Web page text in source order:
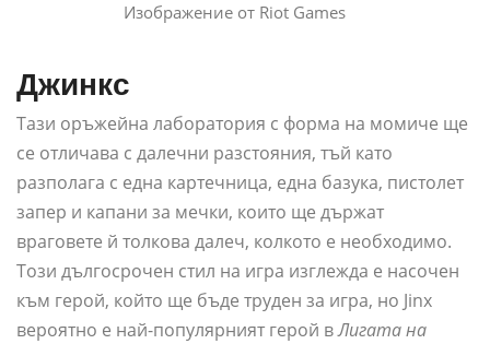
Изображение от Riot Games
Джинкс
Тази оръжейна лаборатория с форма на момиче ще
се отличава с далечни разстояния, тъй като
разполага с една картечница, една базука, пистолет
запер и капани за мечки, които ще държат
враговете й толкова далеч, колкото е необходимо.
Този дългосрочен стил на игра изглежда е насочен
към герой, който ще бъде труден за игра, но Jinx
вероятно е най-популярният герой вЛигата на